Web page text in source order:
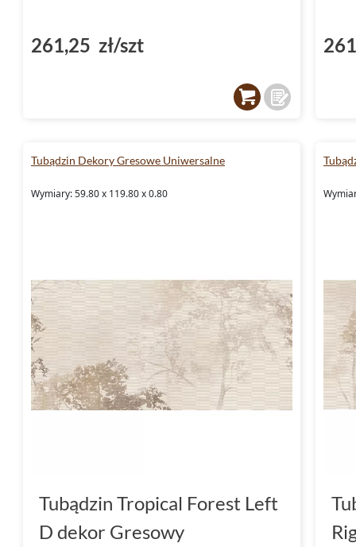
261,25 zł/szt
Tubądzin Dekory Gresowe Uniwersalne
Wymiary: 59.80 x 119.80 x 0.80
Tubądzin Tropical Forest Left
D dekor Gresowy